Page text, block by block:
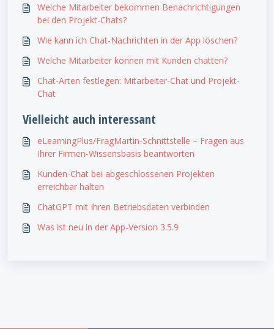
Welche Mitarbeiter bekommen Benachrichtigungen
bei den Projekt-Chats?
Wie kann ich Chat-Nachrichten in der App löschen?
Welche Mitarbeiter können mit Kunden chatten?
Chat-Arten festlegen: Mitarbeiter-Chat und Projekt-
Chat
Vielleicht auch interessant
eLearningPlus/FragMartin-Schnittstelle – Fragen aus
Ihrer Firmen-Wissensbasis beantworten
Kunden-Chat bei abgeschlossenen Projekten
erreichbar halten
ChatGPT mit Ihren Betriebsdaten verbinden
Was ist neu in der App-Version 3.5.9